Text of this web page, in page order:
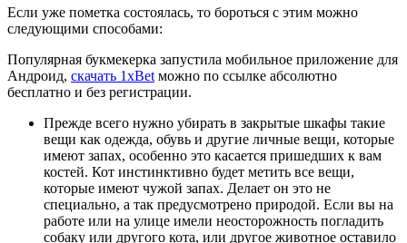
Если уже пометка состоялась, то бороться с этим можно
следующими способами:
Популярная букмекерка запустила мобильное приложение для
Андроид, скачать 1xBet можно по ссылке абсолютно
бесплатно и без регистрации.
Прежде всего нужно убирать в закрытые шкафы такие
вещи как одежда, обувь и другие личные вещи, которые
имеют запах, особенно это касается пришедших к вам
костей. Кот инстинктивно будет метить все вещи,
которые имеют чужой запах. Делает он это не
специально, а так предусмотрено природой. Если вы на
работе или на улице имели неосторожность погладить
собаку или другого кота, или другое животное оставило